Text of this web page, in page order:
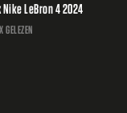
Nike LeBron 4 2024
GELEZEN